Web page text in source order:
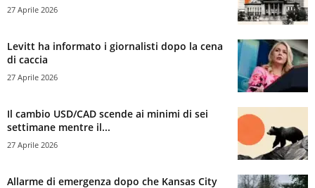
27 Aprile 2026
Levitt ha informato i giornalisti dopo la cena
di caccia
27 Aprile 2026
Il cambio USD/CAD scende ai minimi di sei
settimane mentre il...
27 Aprile 2026
Allarme di emergenza dopo che Kansas City